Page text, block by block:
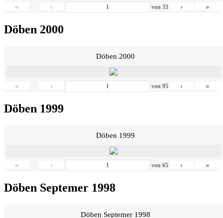
« ‹ von 33 › »
Döben 2000
Döben 2000
« ‹ von 95 › »
Döben 1999
Döben 1999
« ‹ von 65 › »
Döben Septemer 1998
Döben Septemer 1998